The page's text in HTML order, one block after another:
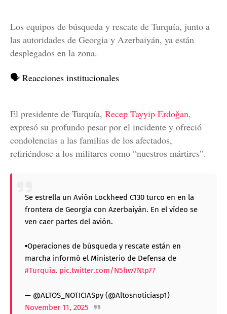
Los equipos de búsqueda y rescate de Turquía, junto a
las autoridades de Georgia y Azerbaiyán, ya están
desplegados en la zona.
🗣 Reacciones institucionales
El presidente de Turquía, Recep Tayyip Erdoğan,
expresó su profundo pesar por el incidente y ofreció
condolencias a las familias de los afectados,
refiriéndose a los militares como “nuestros mártires”.
Se estrella un Avión Lockheed C130 turco en en la
frontera de Georgia con Azerbaiyán. En el vídeo se
ven caer partes del avión.
▪️Operaciones de búsqueda y rescate están en
marcha informó el Ministerio de Defensa de
#Turquía. pic.twitter.com/N5hw7Ntp77
— @ALTOS_NOTICIASpy (@Altosnoticiasp1)
November 11, 2025